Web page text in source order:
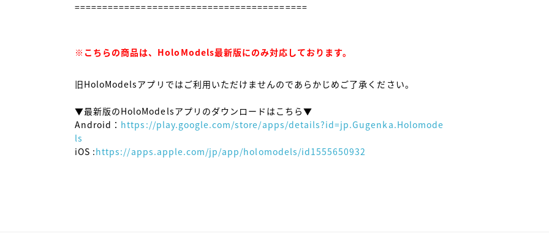
==========================================
※こちらの商品は、HoloModels最新版にのみ対応しております。
旧HoloModelsアプリではご利用いただけませんのであらかじめご了承ください。
▼最新版のHoloModelsアプリのダウンロードはこちら▼
Android： https://play.google.com/store/apps/details?id=jp.Gugenka.Holomode
ls
iOS :https://apps.apple.com/jp/app/holomodels/id1555650932